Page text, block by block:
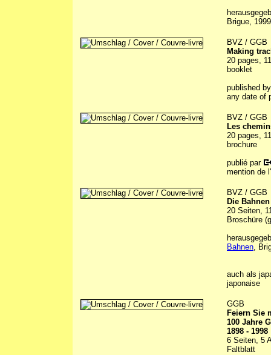
Brigue, 1999
BVZ / GGB
Making
20 pages,
booklet
published
any date of
BVZ / GGB
Les
20 pages,
brochure
publié par
mention de
BVZ / GGB
Die
20 Seiten,
Broschüre
Bahnen,
auch als
japonaise
GGB
Feiern Sie
100 Jahre
1898 - 1998
6 Seiten, 5
Faltblatt